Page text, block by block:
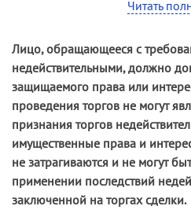
орган с жалобой на
указав, что отсутствие
пункту 8.1 аукционной
бы позволила оценить
целесообразность
свидетельствует об
является
указало на
пункта в аукционную
обеспечение
Ему был направлен для
Истец проект контракта
заказчику протокол с
отношении положений
предусматривающих
одностороннем порядке
исполнения
7.2.8 проекта контракта).
Ввиду отказа от
Читать
Лицо, обращающееся с
недействительными, должно
защищаемого права или
проведения торгов не могут
признания торгов
имущественные права и
не затрагиваются и не могут
применении последствий
заключенной на торгах сделки.